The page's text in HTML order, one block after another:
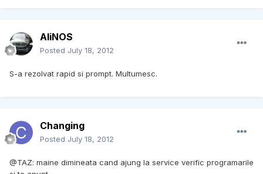
AliNOS
Posted July 18, 2012
S-a rezolvat rapid si prompt. Multumesc.
Changing
Posted July 18, 2012
@TAZ: maine dimineata cand ajung la service verific programarile